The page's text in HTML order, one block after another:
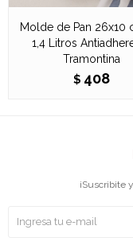
Molde de Pan 26x10
1,4 Litros
Tramontina
$ 408
¡Suscribite